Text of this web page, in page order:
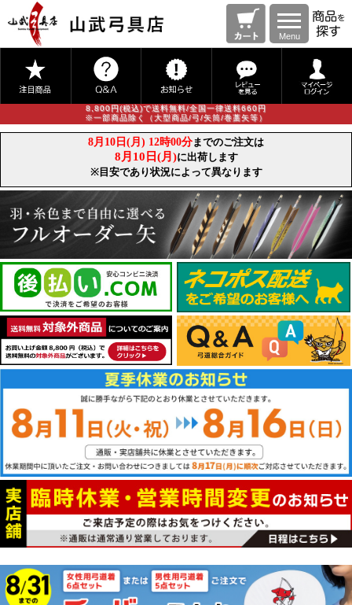
Menu
8,800円(税込)で送料無料/全国一律送料660円
※一部商品除く（大型商品/弓/矢筒/巻藁矢等）